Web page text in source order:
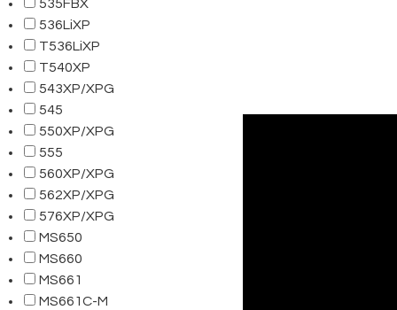
535FBX
536LiXP
T536LiXP
T540XP
543XP/XPG
545
550XP/XPG
555
560XP/XPG
562XP/XPG
576XP/XPG
MS650
MS660
MS661
MS661C-M